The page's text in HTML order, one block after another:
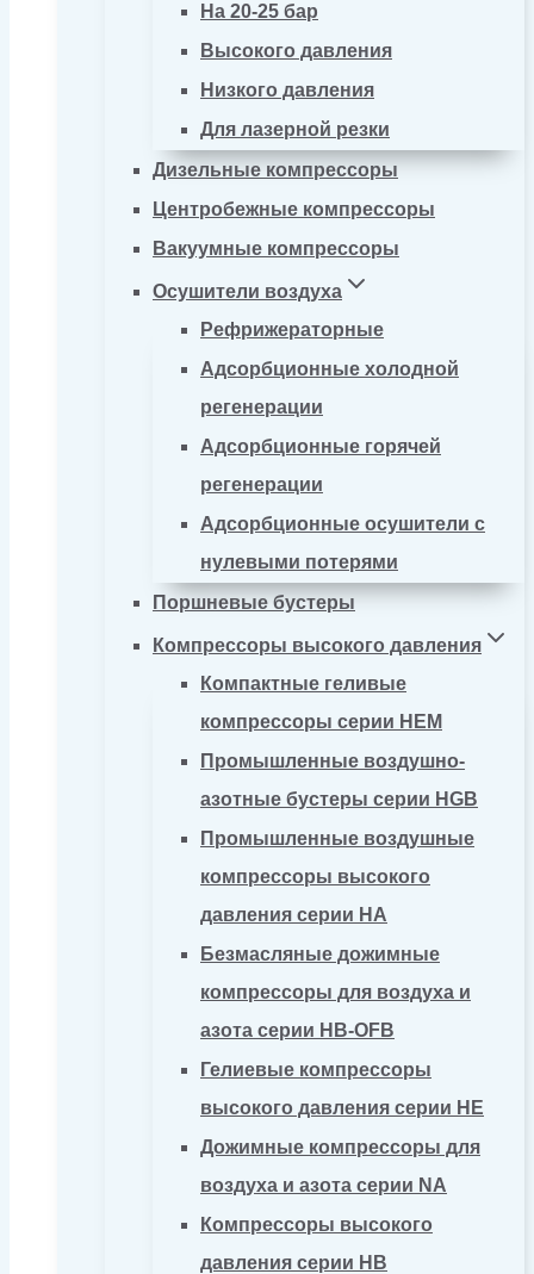
На 20-25 бар
Высокого давления
Низкого давления
Для лазерной резки
Дизельные компрессоры
Центробежные компрессоры
Вакуумные компрессоры
Осушители воздуха
Рефрижераторные
Адсорбционные холодной
регенерации
Адсорбционные горячей
регенерации
Адсорбционные осушители с
нулевыми потерями
Поршневые бустеры
Компрессоры высокого давления
Компактные геливые
компрессоры серии HEM
Промышленные воздушно-
азотные бустеры серии HGB
Промышленные воздушные
компрессоры высокого
давления серии HA
Безмасляные дожимные
компрессоры для воздуха и
азота серии HB-OFB
Гелиевые компрессоры
высокого давления серии HE
Дожимные компрессоры для
воздуха и азота серии NA
Компрессоры высокого
давления серии HB